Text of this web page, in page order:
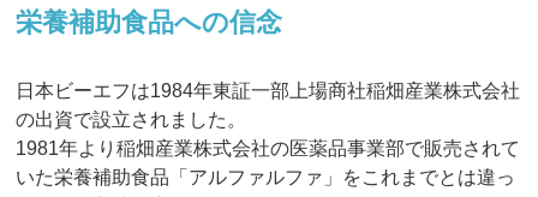
栄養補助食品への信念
日本ビーエフは1984年東証一部上場商社稲畑産業株式会社
の出資で設立されました。
1981年より稲畑産業株式会社の医薬品事業部で販売されて
いた栄養補助食品「アルファルファ」をこれまでとは違っ